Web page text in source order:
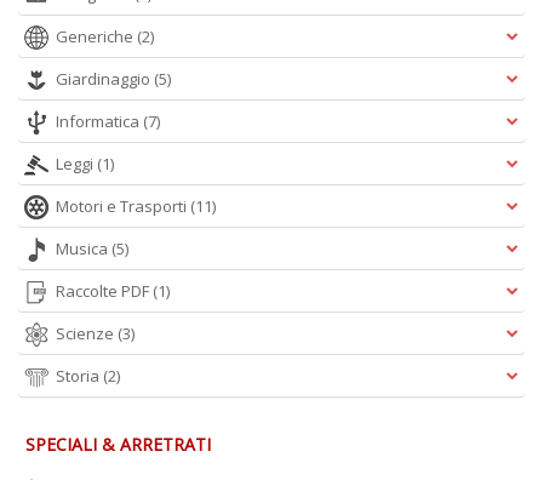
Generiche (2)
Giardinaggio (5)
Informatica (7)
Leggi (1)
Motori e Trasporti (11)
Musica (5)
Raccolte PDF (1)
Scienze (3)
Storia (2)
SPECIALI & ARRETRATI